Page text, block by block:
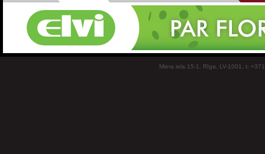
Miera iela 15-1, Rīga, LV-1001, t: